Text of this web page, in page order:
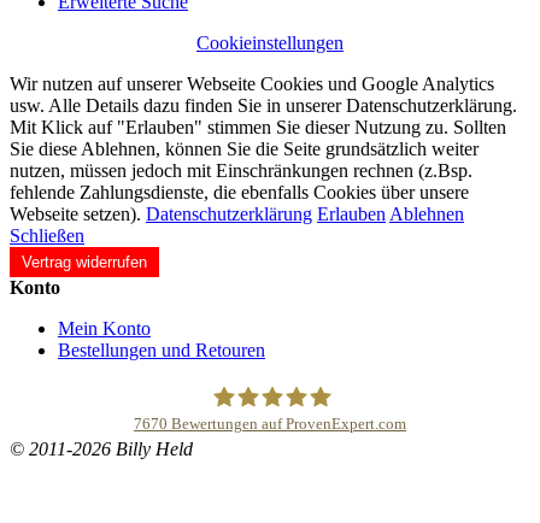
Cookieinstellungen
Wir nutzen auf unserer Webseite Cookies und Google Analytics
usw. Alle Details dazu finden Sie in unserer Datenschutzerklärung.
Mit Klick auf "Erlauben" stimmen Sie dieser Nutzung zu. Sollten
Sie diese Ablehnen, können Sie die Seite grundsätzlich weiter
nutzen, müssen jedoch mit Einschränkungen rechnen (z.Bsp.
fehlende Zahlungsdienste, die ebenfalls Cookies über unsere
Webseite setzen). Datenschutzerklärung Erlauben Ablehnen
Schließen
Vertrag widerrufen
Konto
Mein Konto
Bestellungen und Retouren
7670 Bewertungen auf ProvenExpert.com
© 2011-2026 Billy Held